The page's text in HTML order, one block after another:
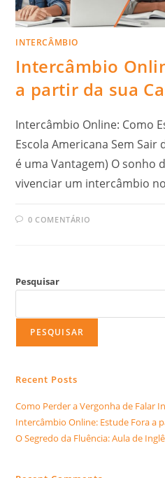
INTERCÂMBIO
Intercâmbio
a partir da sua
Intercâmbio Online: Como
Escola Americana Sem Sair
é uma Vantagem) O sonho
vivenciar um intercâmbio
0 COMENTÁRIO
Pesquisar
PESQUISAR
Recent Posts
Como Perder a Vergonha de Falar
Intercâmbio Online: Estude Fora a
O Segredo da Fluência: Aula de